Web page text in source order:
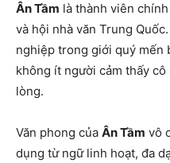
Ân Tầm là thành viên
và hội nhà văn Trung
nghiệp trong giới quý mến
không ít người cảm thấy
lòng.
Văn phong của Ân Tầm vô
dụng từ ngữ linh hoạt, đa